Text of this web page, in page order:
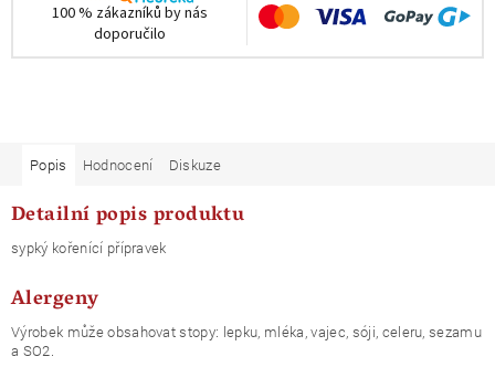
100 % zákazníků by nás
doporučilo
Popis Hodnocení Diskuze
Detailní popis produktu
sypký kořenící přípravek
Alergeny
Výrobek může obsahovat stopy: lepku, mléka, vajec, sóji, celeru, sezamu
a SO2.